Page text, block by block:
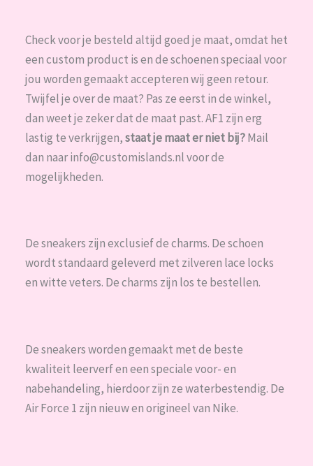
Check voor je besteld altijd goed je maat, omdat het
een custom product is en de schoenen speciaal voor
jou worden gemaakt accepteren wij geen retour.
Twijfel je over de maat? Pas ze eerst in de winkel,
dan weet je zeker dat de maat past. AF1 zijn erg
lastig te verkrijgen,staat je maat er niet bij?Mail
dan naar info@customislands.nl voor de
mogelijkheden.
De sneakers zijn exclusief de charms. De schoen
wordt standaard geleverd met zilveren lace locks
en witte veters. De charms zijn los te bestellen.
De sneakers worden gemaakt met de beste
kwaliteit leerverf en een speciale voor- en
nabehandeling, hierdoor zijn ze waterbestendig. De
Air Force 1 zijn nieuw en origineel van Nike.